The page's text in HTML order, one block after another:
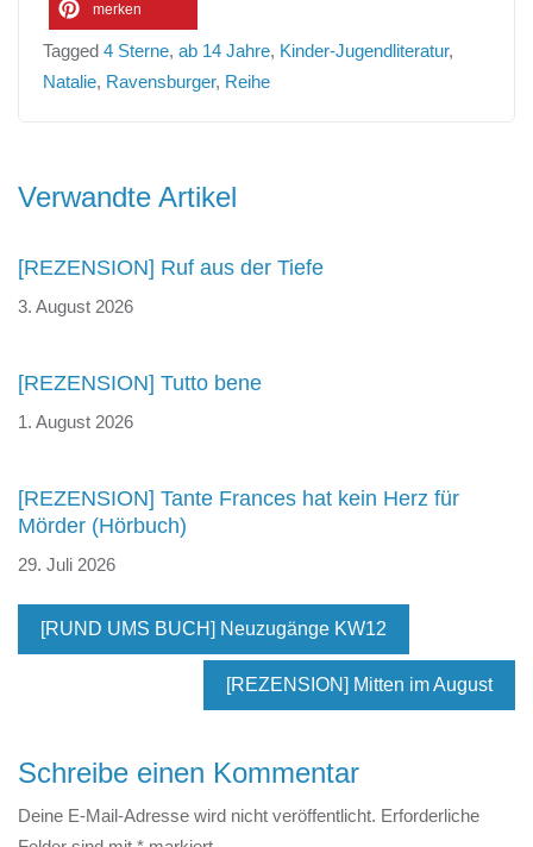
merken
Tagged 4 Sterne, ab 14 Jahre, Kinder-Jugendliteratur,
Natalie, Ravensburger, Reihe
Verwandte Artikel
[REZENSION] Ruf aus der Tiefe
3. August 2026
[REZENSION] Tutto bene
1. August 2026
[REZENSION] Tante Frances hat kein Herz für
Mörder (Hörbuch)
29. Juli 2026
Beitragsnavigation
[RUND UMS BUCH] Neuzugänge KW12
[REZENSION] Mitten im August
Schreibe einen Kommentar
Deine E-Mail-Adresse wird nicht veröffentlicht. Erforderliche